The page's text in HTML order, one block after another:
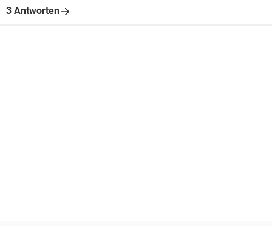
3 Antworten